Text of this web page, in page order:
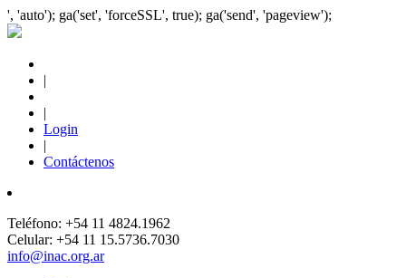
', 'auto'); ga('set', 'forceSSL', true); ga('send', 'pageview');
|
|
Login
|
Contáctenos
Teléfono: +54 11 4824.1962
Celular: +54 11 15.5736.7030
info@inac.org.ar